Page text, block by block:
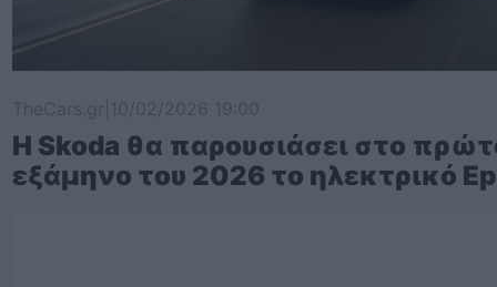
Η Skoda θα παρουσιάσει στο
εξάμηνο του 2026 το ηλεκτρικό